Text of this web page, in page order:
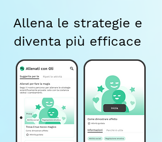
Allena le strategie e
diventa più efficace